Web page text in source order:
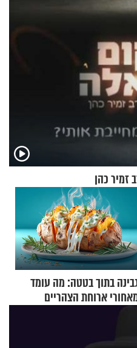
זמיר כהן
בתוך בטטה: מה עומד
ארוחת הצהריים